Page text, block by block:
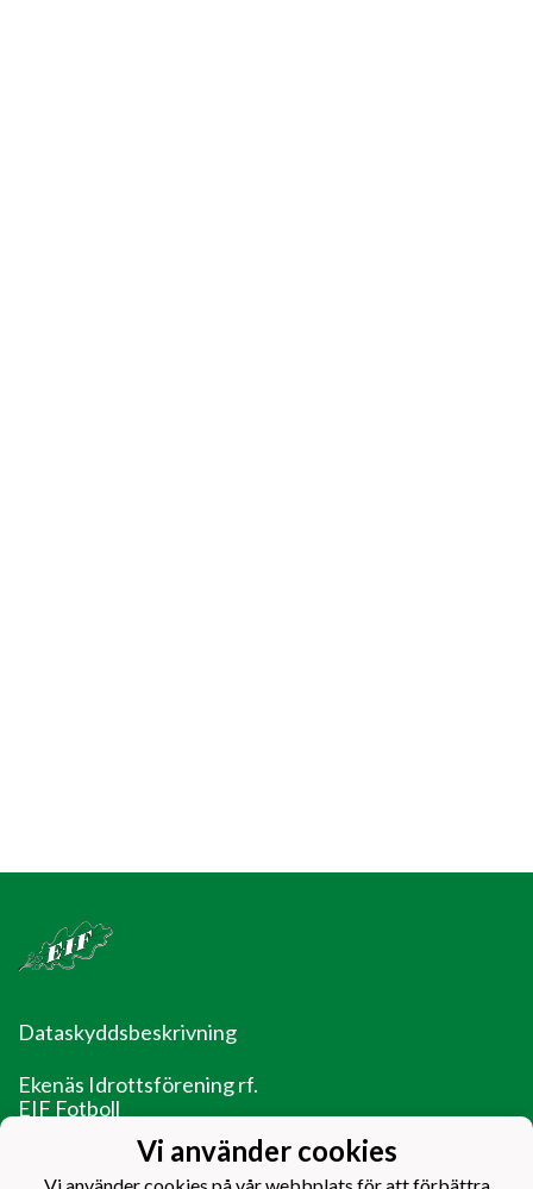
Dataskyddsbeskrivning
Ekenäs Idrottsförening rf.
EIF Fotboll
10600 EkenäsVi använder cookies